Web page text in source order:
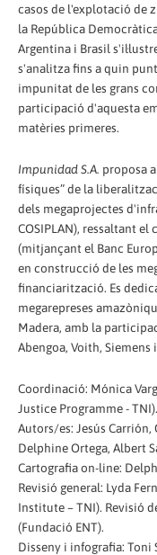
casos de l'explotació de
la República
Argentina i Brasil
s'analitza fins a quin
impunitat de les grans
participació d'aquesta
matèries primeres.
Impunidad S.A. proposa
físiques” de la
dels megaprojectes
COSIPLAN), ressaltant
(mitjançant el Banc
en construcció de les
financiarització. Es
megarepreses
Madera, amb la
Abengoa, Voith,
Coordinació: Mónica
Justice Programme - TNI).
Autors/es: Jesús
Delphine Ortega, Albert
Cartografia on-line:
Revisió general: Lyda
Institute – TNI). Revisió
(Fundació ENT).
Disseny i infografia: Toni